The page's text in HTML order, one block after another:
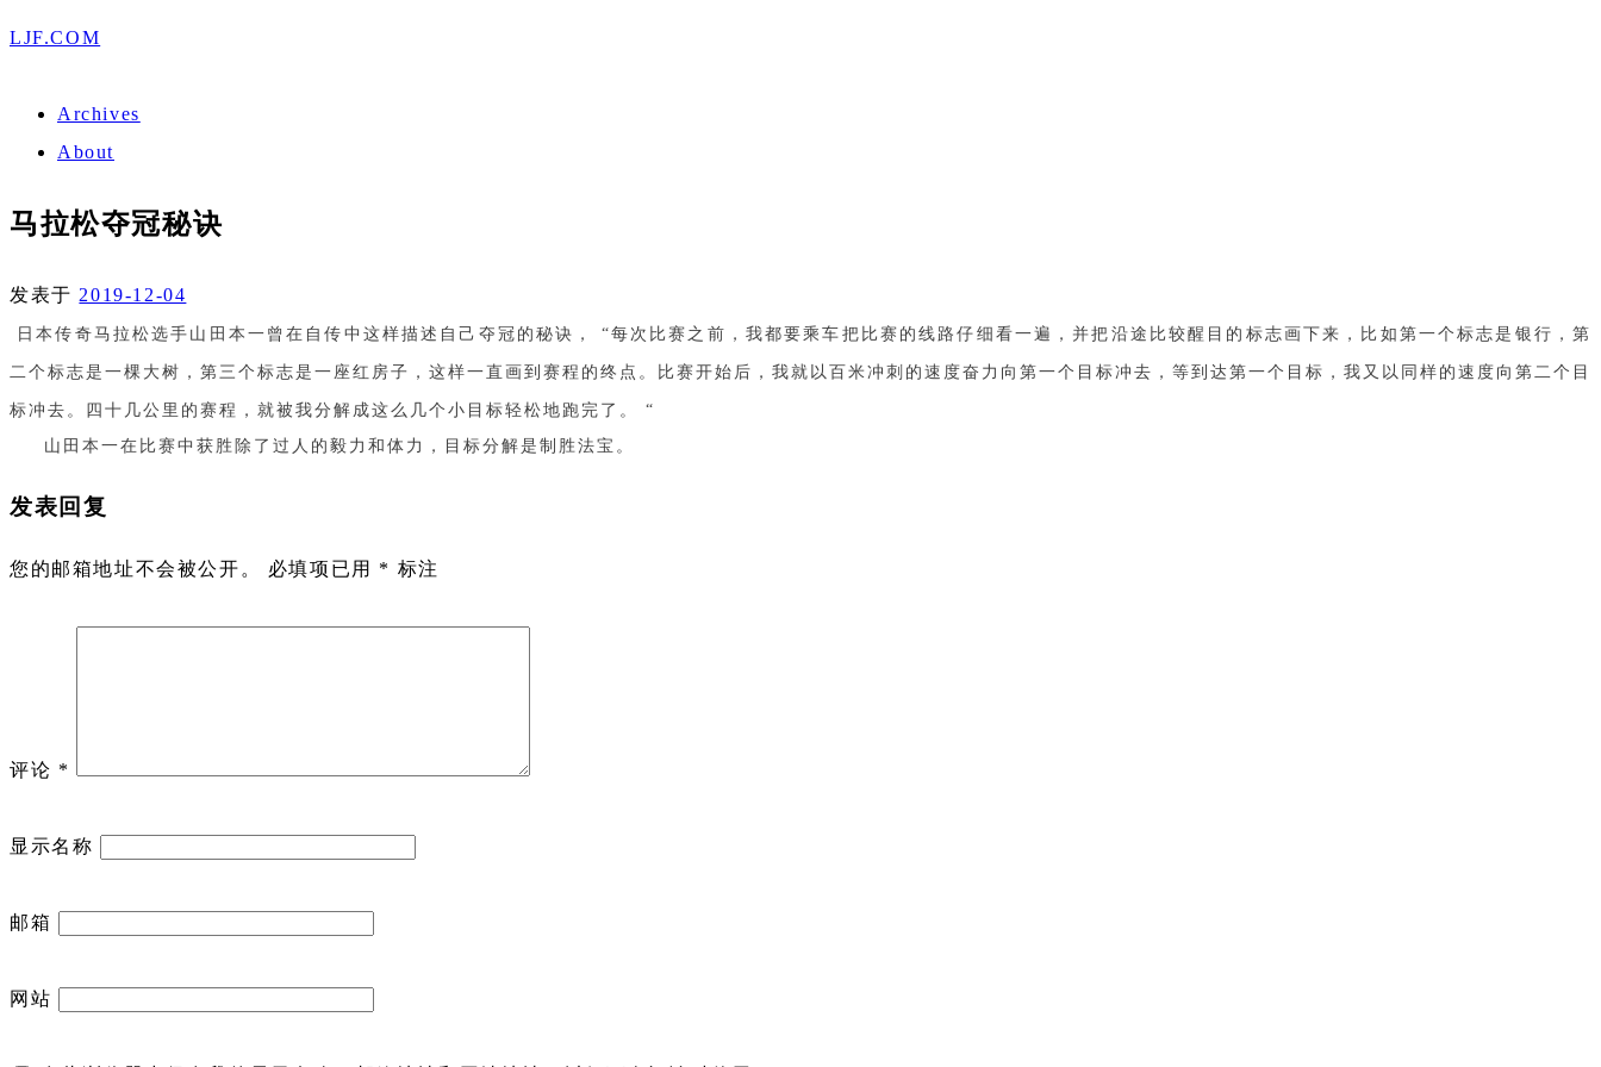
LJF.COM
Archives
About
马拉松夺冠秘诀
发表于 2019-12-04
日本传奇马拉松选手山田本一曾在自传中这样描述自己夺冠的秘诀 ， “每次比赛之前，我都要乘车把比赛的线路仔细看一遍，并把沿途比较醒目的标志画下来，比如第一个标志是银行，第
二个标志是一棵大树，第三个标志是一座红房子，这样一直画到赛程的终点。比赛开始后，我就以百米冲刺的速度奋力向第一个目标冲去，等到达第一个目标，我又以同样的速度向第二个目
标冲去。四十几公里的赛程，就被我分解成这么几个小目标轻松地跑完了。
“
山田本一在比赛中获胜除了过人的毅力和体力，目标分解是制胜法宝。
发表回复
您的邮箱地址不会被公开。 必填项已用 * 标注
评论 *
显示名称
邮箱
网站